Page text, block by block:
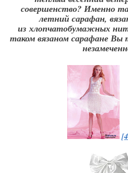
совершенство? Именно
летний сарафан,
из хлопчатобумажных
таком вязаном сарафане Вы